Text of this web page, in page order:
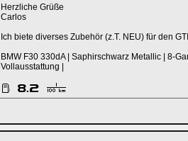
Herzliche Grüße
Carlos
Ich biete diverses Zubehör (z.T. NEU) für den
BMW F30 330dA | Saphirschwarz Metallic | 8-
Vollausstattung |